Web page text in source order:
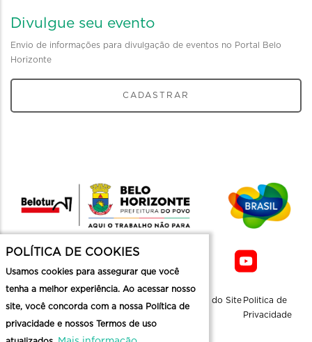
Divulgue seu evento
Envio de informações para divulgação de eventos no Portal Belo
Horizonte
CADASTRAR
Mapa do Site Politica de
Privacidade
POLÍTICA DE COOKIES
Usamos cookies para assegurar que você
tenha a melhor experiência. Ao acessar nosso
site, você concorda com a nossa Política de
privacidade e nossos Termos de uso